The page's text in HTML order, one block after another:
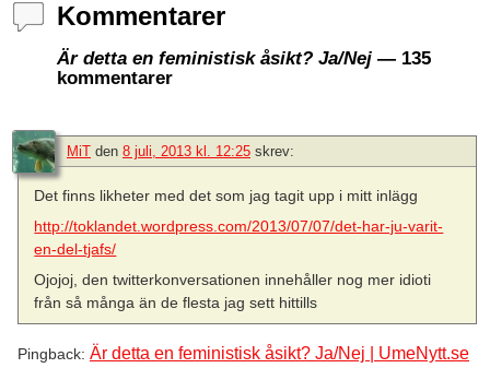
Kommentarer
Är detta en feministisk åsikt? Ja/Nej — 135
kommentarer
MiT den 8 juli, 2013 kl. 12:25 skrev:
Det finns likheter med det som jag tagit upp i mitt inlägg
http://toklandet.wordpress.com/2013/07/07/det-har-ju-varit-
en-del-tjafs/
Ojojoj, den twitterkonversationen innehåller nog mer idioti
från så många än de flesta jag sett hittills
Pingback: Är detta en feministisk åsikt? Ja/Nej | UmeNytt.se